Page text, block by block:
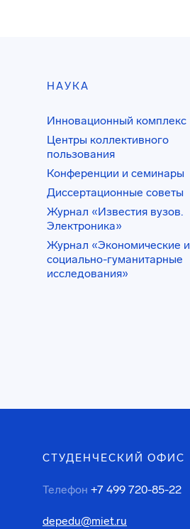
НАУКА
Инновационный комплекс
Центры коллективного
пользования
Конференции и семинары
Диссертационные советы
Журнал «Известия вузов.
Электроника»
Журнал «Экономические и
социально-гуманитарные
исследования»
СТУДЕНЧЕСКИЙ ОФИС
Телефон +7 499 720-85-22
depedu@miet.ru